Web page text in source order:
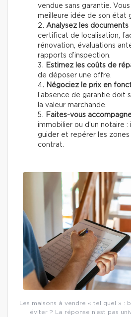
vendue sans garantie.
meilleure idée de son état
Analysez les documents
certificat de localisation,
rénovation, évaluations
rapports d’inspection.
Estimez les coûts de
de déposer une offre.
Négociez le prix en
l’absence de garantie doit
la valeur marchande.
Faites-vous
immobilier ou d’un notaire
guider et repérer les zones
contrat.
Les maisons à vendre « tel quel » :
éviter ? La réponse n’est pas